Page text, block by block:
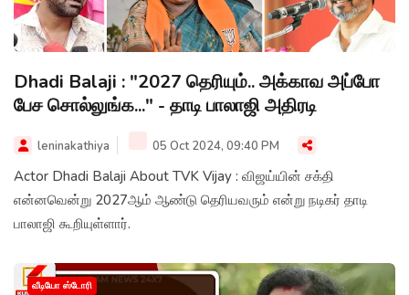
Dhadi Balaji : "2027 தெரியும்.. அக்காவ அப்போ
பேச சொல்லுங்க..." - தாடி பாலாஜி அதிரடி
leninakathiya 05 Oct 2024, 09:40 PM
Actor Dhadi Balaji About TVK Vijay : விஜய்யின் சக்தி
என்னவென்று 2027ஆம் ஆண்டு தெரியவரும் என்று நடிகர் தாடி
பாலாஜி கூறியுள்ளார்.
வீடியோ ஸ்டோரி